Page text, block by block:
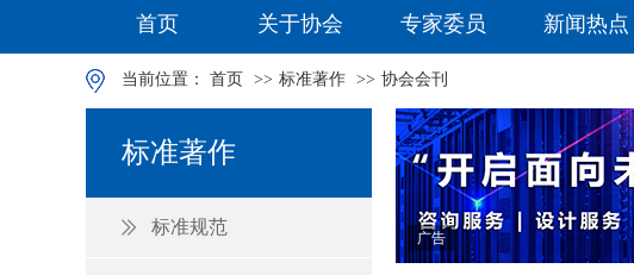
首页 关于协会 专家委员 新闻热点
当前位置： 首页 >> 标准著作 >> 协会会刊
标准著作
标准规范
广告